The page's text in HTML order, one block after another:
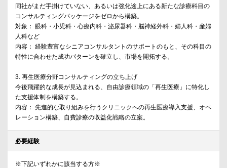
同社がまだ手掛けていない、あるいは強化途上にある新たな診療科目の
コンサルティングパッケージをゼロから構築。
対象： 眼科・小児科・心療内科・泌尿器科・脳神経外科・婦人科・産婦
人科など
内容： 経験豊富なシニアコンサルタントのサポートのもと、その科目の
特性に合わせた成功パターンを確立し、市場を開拓する。
3. 再生医療分野コンサルティングの立ち上げ
今後飛躍的な成長が見込まれる、自由診療領域の「再生医療」に特化し
た支援体制を構築する。
内容： 先進的な取り組みを行うクリニックへの再生医療導入支援、オペ
レーション構築、自費診療の収益化戦略の立案。
必要経験
※下記いずれかに該当する方※